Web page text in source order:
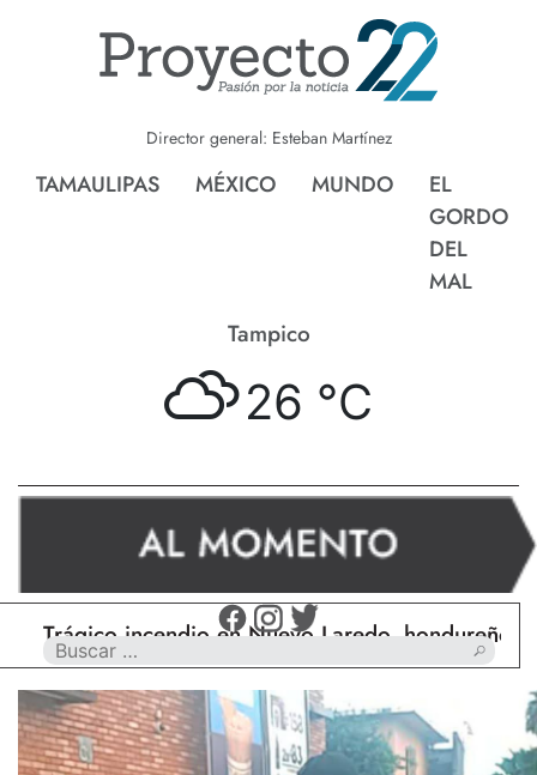
Director general: Esteban Martínez
TAMAULIPAS MÉXICO MUNDO
EL
GORDO
DEL
MAL
Tampico
26 °C
incendio en Nuevo Laredo, hondureño muere